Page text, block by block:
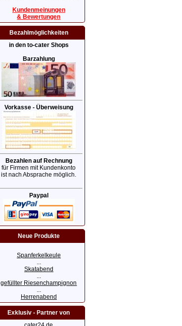
Kundenmeinungen
& Bewertungen
Bezahlmöglichkeiten
in den to-cater Shops
Barzahlung
Vorkasse - Überweisung
Bezahlen auf Rechnung
für Firmen mit Kundenkonto
ist nach Absprache möglich.
Paypal
Neue Produkte
Spanferkelkeule
...
Skatabend
...
gefüllter Riesenchampignon
...
Herrenabend
Exklusiv - Partner von